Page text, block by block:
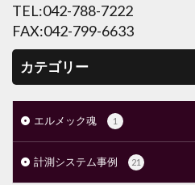
TEL:042-788-7222
FAX:042-799-6633
カテゴリー
エルメック魂 1
計測システム事例 21